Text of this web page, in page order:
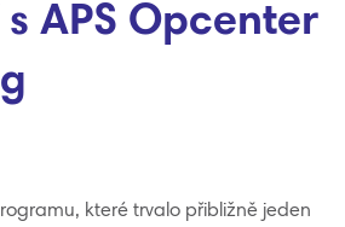
APS Opcenter
které trvalo přibližně jeden